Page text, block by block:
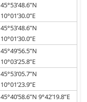
45°53’48.6”N
10°01’30.0”E
45°53’48.6”N
10°01’30.0”E
45°49’56.5”N
10°03’25.8”E
45°53’05.7”N
10°01’23.9”E
45°40’58.6”N 9°42’19.8”E